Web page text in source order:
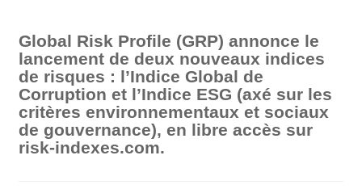
Global Risk Profile (GRP) annonce le
lancement de deux nouveaux indices
de risques : l’Indice Global de
Corruption et l’Indice ESG (axé sur les
critères environnementaux et sociaux
de gouvernance), en libre accès sur
risk-indexes.com.